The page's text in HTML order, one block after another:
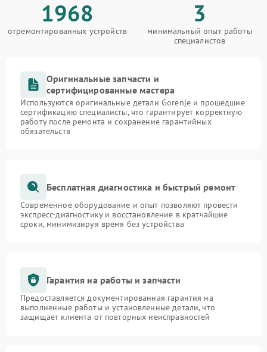
1968
отремонтированных устройств
3
минимальный опыт работы
специалистов
Оригинальные запчасти и
сертифицированные мастера
Используются оригинальные детали Gorenje и прошедшие
сертификацию специалисты, что гарантирует корректную
работу после ремонта и сохранение гарантийных
обязательств
Бесплатная диагностика и быстрый ремонт
Современное оборудование и опыт позволяют провести
экспресс-диагностику и восстановление в кратчайшие
сроки, минимизируя время без устройства
Гарантия на работы и запчасти
Предоставляется документированная гарантия на
выполненные работы и установленные детали, что
защищает клиента от повторных неисправностей